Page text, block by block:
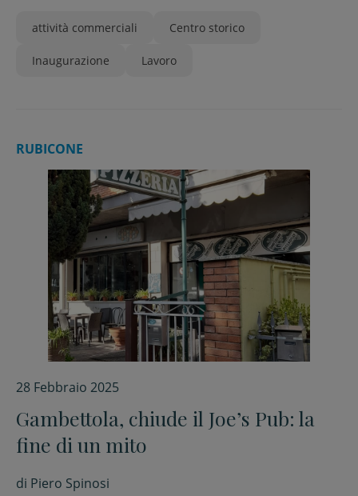
attività commerciali Centro storico
Inaugurazione Lavoro
RUBICONE
28 Febbraio 2025
Gambettola, chiude il Joe’s Pub: la
fine di un mito
di Piero Spinosi